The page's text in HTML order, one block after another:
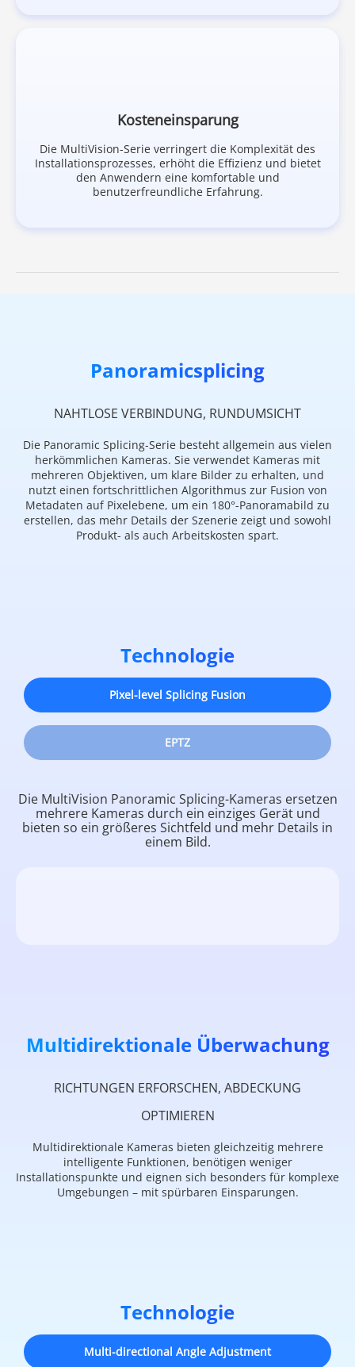
Kosteneinsparung
Die MultiVision-Serie verringert die Komplexität des
Installationsprozesses, erhöht die Effizienz und bietet
den Anwendern eine komfortable und
benutzerfreundliche Erfahrung.
Panoramicsplicing
NAHTLOSE VERBINDUNG, RUNDUMSICHT
Die Panoramic Splicing-Serie besteht allgemein aus vielen
herkömmlichen Kameras. Sie verwendet Kameras mit
mehreren Objektiven, um klare Bilder zu erhalten, und
nutzt einen fortschrittlichen Algorithmus zur Fusion von
Metadaten auf Pixelebene, um ein 180°-Panoramabild zu
erstellen, das mehr Details der Szenerie zeigt und sowohl
Produkt- als auch Arbeitskosten spart.
Technologie
Pixel-level Splicing Fusion
EPTZ
Die MultiVision Panoramic Splicing-Kameras ersetzen
mehrere Kameras durch ein einziges Gerät und
bieten so ein größeres Sichtfeld und mehr Details in
einem Bild.
Multidirektionale Überwachung
RICHTUNGEN ERFORSCHEN, ABDECKUNG
OPTIMIEREN
Multidirektionale Kameras bieten gleichzeitig mehrere
intelligente Funktionen, benötigen weniger
Installationspunkte und eignen sich besonders für komplexe
Umgebungen – mit spürbaren Einsparungen.
Technologie
Multi-directional Angle Adjustment